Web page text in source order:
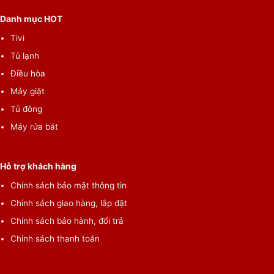
áo.
Nắp máy kính cường lực bền bỉ và lồng giặt cỡ lớn
thuận tiện giặt đồ kích thước lớn
Thiết kế mới với nắp máy có thể mở rộng tối đa kết hợp với kích
Danh mục HOT
Tivi
Tủ lạnh
Điều hòa
Máy giặt
Tủ đông
Máy rửa bát
Hỗ trợ khách hàng
Chính sách bảo mật thông tin
Chính sách giao hàng, lắp đặt
Chính sách bảo hành, đổi trả
Chính sách thanh toán